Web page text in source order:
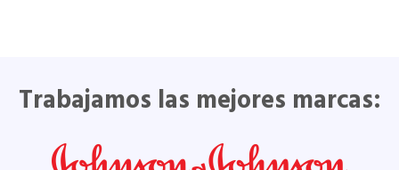
Trabajamos las mejores marcas: